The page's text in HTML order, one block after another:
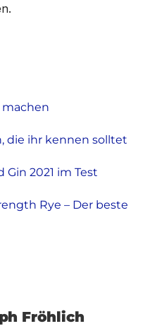
die ihr kennen solltet
2021 im Test
Rye – Der beste
Fröhlich